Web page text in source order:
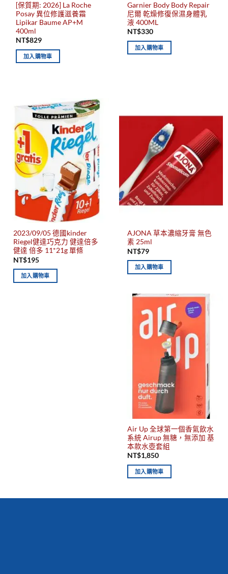
[保質期: 2026] La Roche
Posay 異位修護滋養霜
Lipikar Baume AP+M
400ml
NT$829
加入購物車
Garnier Body Body Repair
尼爾 乾燥修復保濕身體乳
液 400ML
NT$330
加入購物車
2023/09/05 德國kinder
Riegel健達巧克力 健達倍多
健達 倍多 11*21g 單條
NT$195
加入購物車
AJONA 草本濃縮牙膏 無色
素 25ml
NT$79
加入購物車
Air Up 全球第一個香氣飲水
系統 Airup 無糖，無添加 基
本款水壺套組
NT$1,850
加入購物車